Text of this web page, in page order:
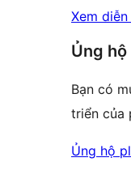
Xem
Ủng hộ
Bạn có
triển của
Ủng hộ